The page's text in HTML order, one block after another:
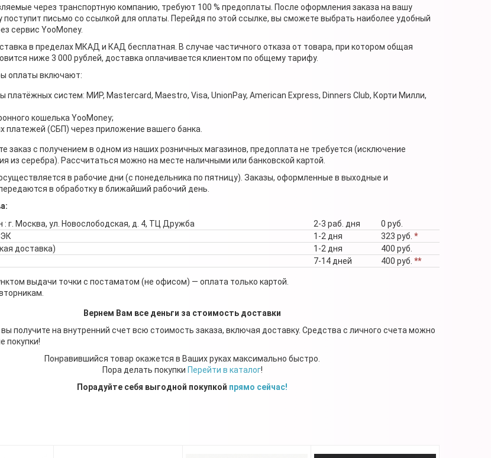
через транспортную компанию, требуют 100 % предоплаты. После оформления заказа на вашу
поступит письмо со ссылкой для оплаты. Перейдя по этой ссылке, вы сможете выбрать наиболее удобный
сервис YooMoney.
в пределах МКАД и КАД бесплатная. В случае частичного отказа от товара, при котором общая
ниже 3 000 рублей, доставка оплачивается клиентом по общему тарифу.
оплаты включают:
платёжных систем: МИР, Mastercard, Maestro, Visa, UnionPay, American Express, Dinners Club, Корти Милли,
кошелька YooMoney;
платежей (СБП) через приложение вашего банка.
заказ с получением в одном из наших розничных магазинов, предоплата не требуется (исключение
из серебра). Рассчитаться можно на месте наличными или банковской картой.
в рабочие дни (с понедельника по пятницу). Заказы, оформленные в выходные и
в обработку в ближайший рабочий день.
: г. Москва, ул. Новослободская, д. 4, ТЦ Дружба
2-3 раб. дня
0 руб.
1-2 дня 323 руб. *
доставка)
1-2 дня
400 руб.
7-14 дней 400 руб. **
выдачи точки с постаматом (не офисом) — оплата только картой.
Вернем Вам все деньги за стоимость доставки
получите на внутренний счет всю стоимость заказа, включая доставку. Средства с личного счета можно
покупки!
Понравившийся товар окажется в Ваших руках максимально быстро.
Пора делать покупки Перейти в каталог!
Порадуйте себя выгодной покупкой прямо сейчас!